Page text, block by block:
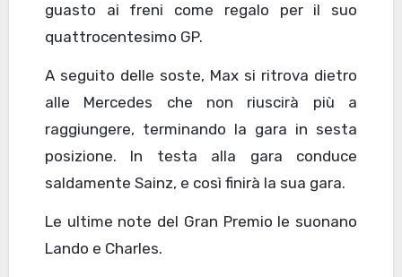
guasto ai freni come regalo per il suo
quattrocentesimo GP.
A seguito delle soste, Max si ritrova dietro
alle Mercedes che non riuscirà più a
raggiungere, terminando la gara in sesta
posizione. In testa alla gara conduce
saldamente Sainz, e così finirà la sua gara.
Le ultime note del Gran Premio le suonano
Lando e Charles.